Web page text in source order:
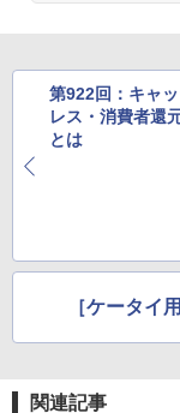
第922回：キャ
レス・消費者還
とは
［ケータイ
関連記事